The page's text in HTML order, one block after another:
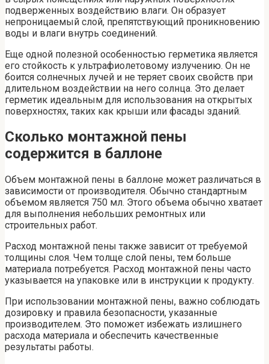
подверженных воздействию влаги. Он образует
непроницаемый слой, препятствующий проникновению
воды и влаги внутрь соединений.
Еще одной полезной особенностью герметика является
его стойкость к ультрафиолетовому излучению. Он не
боится солнечных лучей и не теряет своих свойств при
длительном воздействии на него солнца. Это делает
герметик идеальным для использования на открытых
поверхностях, таких как крыши или фасады зданий.
Сколько монтажной пены
содержится в баллоне
Объем монтажной пены в баллоне может различаться в
зависимости от производителя. Обычно стандартным
объемом является 750 мл. Этого объема обычно хватает
для выполнения небольших ремонтных или
строительных работ.
Расход монтажной пены также зависит от требуемой
толщины слоя. Чем толще слой пены, тем больше
материала потребуется. Расход монтажной пены часто
указывается на упаковке или в инструкции к продукту.
При использовании монтажной пены, важно соблюдать
дозировку и правила безопасности, указанные
производителем. Это поможет избежать излишнего
расхода материала и обеспечить качественные
результаты работы.